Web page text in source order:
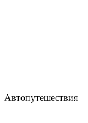
Автопутешествия